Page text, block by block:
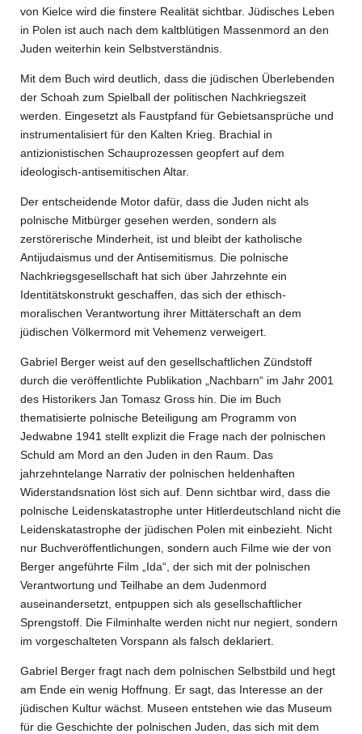
von Kielce wird die finstere Realität sichtbar. Jüdisches Leben
in Polen ist auch nach dem kaltblütigen Massenmord an den
Juden weiterhin kein Selbstverständnis.
Mit dem Buch wird deutlich, dass die jüdischen Überlebenden
der Schoah zum Spielball der politischen Nachkriegszeit
werden. Eingesetzt als Faustpfand für Gebietsansprüche und
instrumentalisiert für den Kalten Krieg. Brachial in
antizionistischen Schauprozessen geopfert auf dem
ideologisch-antisemitischen Altar.
Der entscheidende Motor dafür, dass die Juden nicht als
polnische Mitbürger gesehen werden, sondern als
zerstörerische Minderheit, ist und bleibt der katholische
Antijudaismus und der Antisemitismus. Die polnische
Nachkriegsgesellschaft hat sich über Jahrzehnte ein
Identitätskonstrukt geschaffen, das sich der ethisch-
moralischen Verantwortung ihrer Mittäterschaft an dem
jüdischen Völkermord mit Vehemenz verweigert.
Gabriel Berger weist auf den gesellschaftlichen Zündstoff
durch die veröffentlichte Publikation „Nachbarn“ im Jahr 2001
des Historikers Jan Tomasz Gross hin. Die im Buch
thematisierte polnische Beteiligung am Programm von
Jedwabne 1941 stellt explizit die Frage nach der polnischen
Schuld am Mord an den Juden in den Raum. Das
jahrzehntelange Narrativ der polnischen heldenhaften
Widerstandsnation löst sich auf. Denn sichtbar wird, dass die
polnische Leidenskatastrophe unter Hitlerdeutschland nicht die
Leidenskatastrophe der jüdischen Polen mit einbezieht. Nicht
nur Buchveröffentlichungen, sondern auch Filme wie der von
Berger angeführte Film „Ida“, der sich mit der polnischen
Verantwortung und Teilhabe an dem Judenmord
auseinandersetzt, entpuppen sich als gesellschaftlicher
Sprengstoff. Die Filminhalte werden nicht nur negiert, sondern
im vorgeschalteten Vorspann als falsch deklariert.
Gabriel Berger fragt nach dem polnischen Selbstbild und hegt
am Ende ein wenig Hoffnung. Er sagt, das Interesse an der
jüdischen Kultur wächst. Museen entstehen wie das Museum
für die Geschichte der polnischen Juden, das sich mit dem